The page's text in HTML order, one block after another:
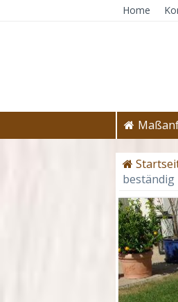
Home
beständig